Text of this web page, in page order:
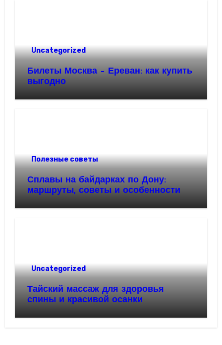
Uncategorized
Билеты Москва – Ереван: как купить
выгодно
Полезные советы
Сплавы на байдарках по Дону:
маршруты, советы и особенности
Uncategorized
Тайский массаж для здоровья
спины и красивой осанки